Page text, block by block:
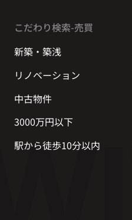
こだわり検索-売買
新築・築浅
リノベーション
中古物件
3000万円以下
駅から徒歩10分以内